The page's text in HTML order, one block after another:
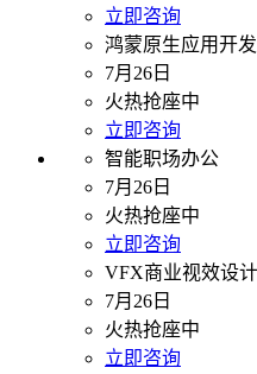
立即咨询
鸿蒙原生应用开发
7月26日
火热抢座中
立即咨询
智能职场办公
7月26日
火热抢座中
立即咨询
VFX商业视效设计
7月26日
火热抢座中
立即咨询